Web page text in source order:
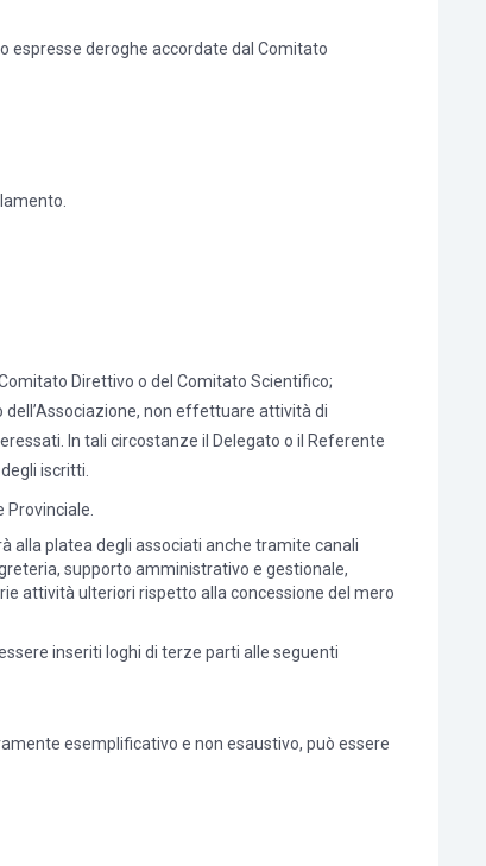
espresse deroghe accordate dal Comitato
Direttivo o del Comitato Scientifico;
non effettuare attività di
In tali circostanze il Delegato o il Referente
iscritti.
alla platea degli associati anche tramite canali
supporto amministrativo e gestionale,
attività ulteriori rispetto alla concessione del mero
inseriti loghi di terze parti alle seguenti
esemplificativo e non esaustivo, può essere